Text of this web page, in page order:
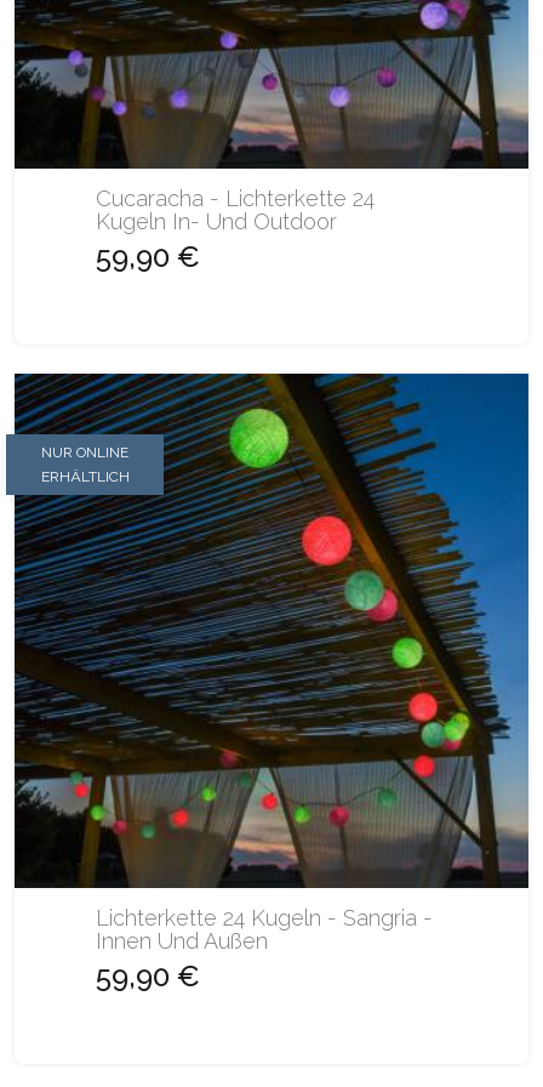
Cucaracha - Lichterkette 24
Kugeln In- Und Outdoor
59,90 €
NUR ONLINE
ERHÄLTLICH
Lichterkette 24 Kugeln - Sangria -
Innen Und Außen
59,90 €